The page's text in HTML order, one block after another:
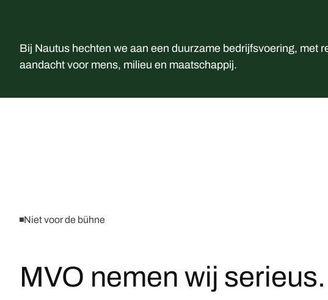
Bij Nautus hechten we aan een duurzame bedrijfsvoering, met
aandacht voor mens, milieu en maatschappij.
Niet voor de bühne
MVO nemen wij serieus.